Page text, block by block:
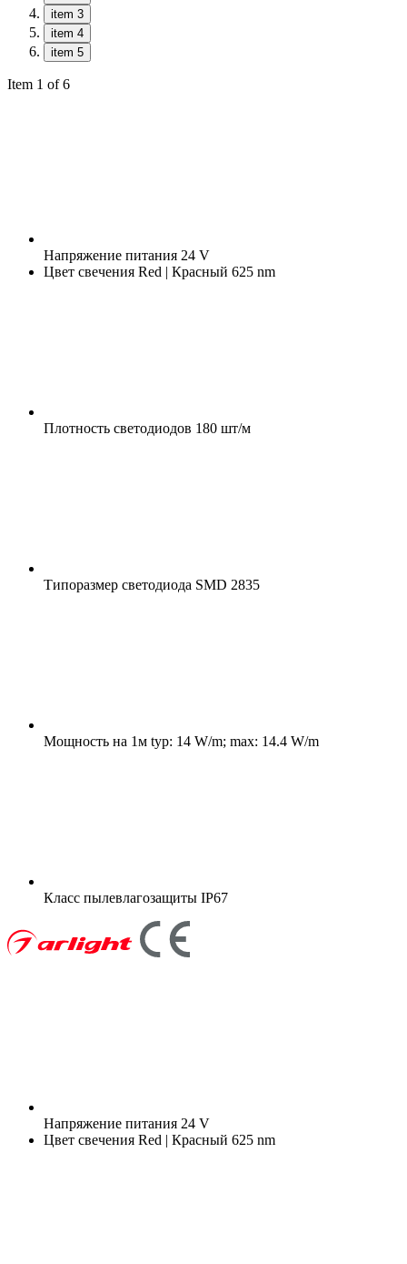
item 3
item 4
item 5
Item 1 of 6
Напряжение питания 24 V
Цвет свечения Red | Красный 625 nm
Плотность светодиодов 180 шт/м
Типоразмер светодиода SMD 2835
Мощность на 1м typ: 14 W/m; max: 14.4 W/m
Класс пылевлагозащиты IP67
Напряжение питания 24 V
Цвет свечения Red | Красный 625 nm